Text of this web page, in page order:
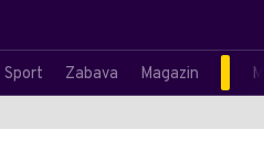
Sport Zabava Magazin